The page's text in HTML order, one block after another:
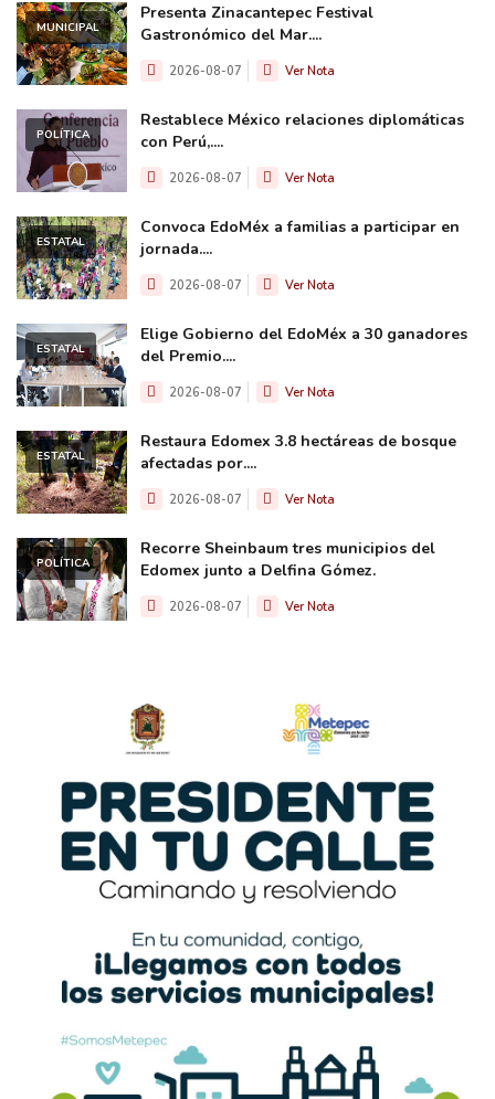
MUNICIPAL
Presenta Zinacantepec Festival
Gastronómico del Mar....
2026-08-07 Ver Nota
POLÍTICA
Restablece México relaciones diplomáticas
con Perú,....
2026-08-07 Ver Nota
ESTATAL
Convoca EdoMéx a familias a participar en
jornada....
2026-08-07 Ver Nota
ESTATAL
Elige Gobierno del EdoMéx a 30 ganadores
del Premio....
2026-08-07 Ver Nota
ESTATAL
Restaura Edomex 3.8 hectáreas de bosque
afectadas por....
2026-08-07 Ver Nota
POLÍTICA
Recorre Sheinbaum tres municipios del
Edomex junto a Delfina Gómez.
2026-08-07 Ver Nota